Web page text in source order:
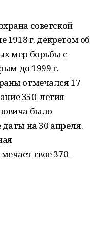
советской
1918 г. декретом об
мер борьбы с
до 1999 г.
отмечался 17
350-летия
было
на 30 апреля.
свое 370-